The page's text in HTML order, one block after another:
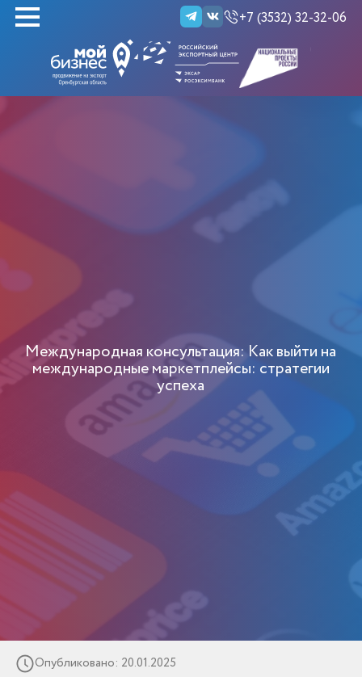
+7 (3532) 32-32-06
Международная консультация: Как выйти на
международные маркетплейсы: стратегии
успеха
Опубликовано: 20.01.2025